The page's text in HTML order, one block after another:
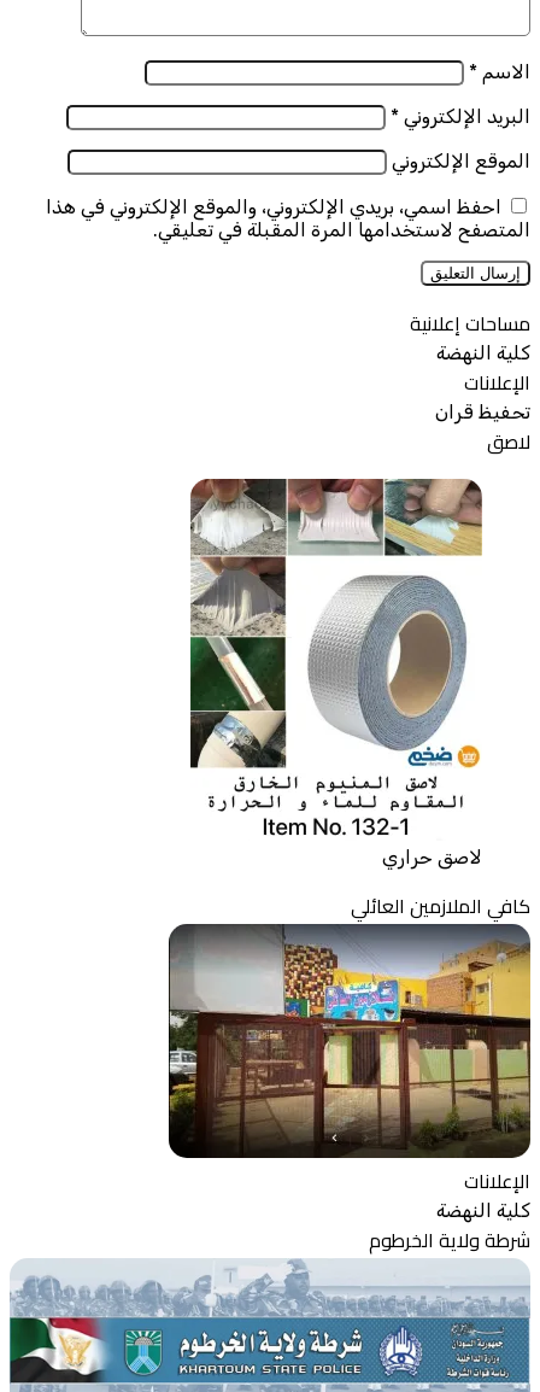
الاسم *
البريد الإلكتروني *
الموقع الإلكتروني
احفظ اسمي، بريدي الإلكتروني، والموقع الإلكتروني في هذا
المتصفح لاستخدامها المرة المقبلة في تعليقي.
مساحات إعلانية
كلية النهضة
الإعلانات
تحفيظ قران
لاصق
لاصق حراري
كافي الملازمين العائلي
الإعلانات
كلية النهضة
شرطة ولاية الخرطوم